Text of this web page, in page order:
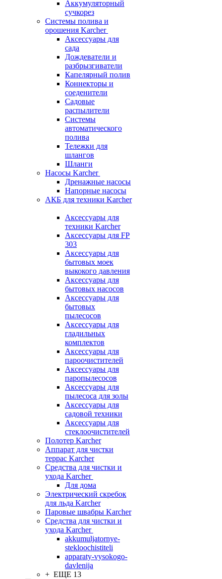
Аккумуляторный
сучкорез
Системы полива и
орошения Karcher
Аксессуары для
сада
Дождеватели и
разбрызгиватели
Капелярный полив
Коннекторы и
соеденители
Садовые
распылители
Системы
автоматического
полива
Тележки для
шлангов
Шланги
Насосы Karcher
Дренажные насосы
Напорные насосы
АКБ для техники Karcher
Аксессуары для
техники Karcher
Аксессуары для FP
303
Аксессуары для
бытовых моек
выкокого давления
Аксессуары для
бытовых насосов
Аксессуары для
бытовых
пылесосов
Аксессуары для
гладильных
комплектов
Аксессуары для
пароочистителей
Аксессуары для
паропылесосов
Аксессуары для
пылесоса для золы
Аксессуары для
садовой техники
Аксессуары для
стеклоочистителей
Полотер Karcher
Аппарат для чистки
террас Karcher
Средства для чистки и
ухода Karcher
Для дома
Электрический скребок
для льда Karcher
Паровые швабры Karcher
Средства для чистки и
ухода Karcher
akkumuljatornye-
stekloochistiteli
apparaty-vysokogo-
davlenija
+ ЕЩЕ 13